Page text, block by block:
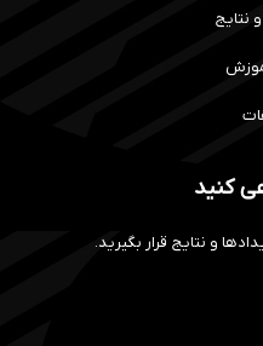
نتایج
کنید
و نتایج قرار بگیرید.